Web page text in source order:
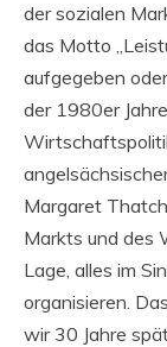
der sozialen
das Motto
aufgegeben
der 1980er
Margaret
Markts und des
Lage, alles im
organisieren.
wir 30 Jahre